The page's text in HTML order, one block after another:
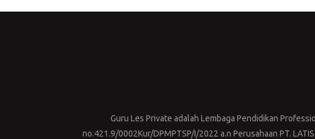
Guru Les Private adalah Lembaga Pendidikan
no.421.9/0002Kur/DPMPTSP/I/2022 a.n Perusahaan PT.